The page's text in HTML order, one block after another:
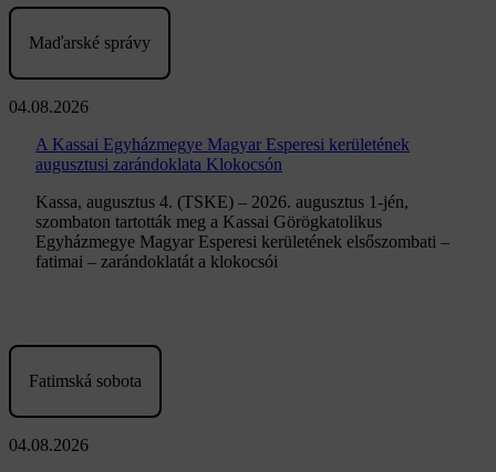
Maďarské správy
04.08.2026
A Kassai Egyházmegye Magyar Esperesi kerületének
augusztusi zarándoklata Klokocsón
Kassa, augusztus 4. (TSKE) – 2026. augusztus 1-jén,
szombaton tartották meg a Kassai Görögkatolikus
Egyházmegye Magyar Esperesi kerületének elsőszombati –
fatimai – zarándoklatát a klokocsói
Fatimská sobota
04.08.2026